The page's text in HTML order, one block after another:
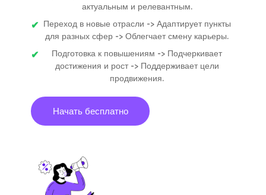
актуальным и релевантным.
Переход в новые отрасли -> Адаптирует пункты
для разных сфер -> Облегчает смену карьеры.
Подготовка к повышениям -> Подчеркивает
достижения и рост -> Поддерживает цели
продвижения.
Начать бесплатно